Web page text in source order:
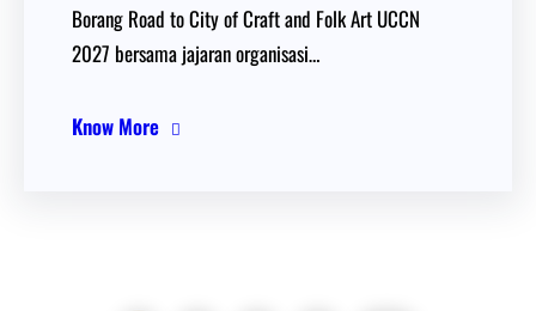
Borang Road to City of Craft and Folk Art UCCN
2027 bersama jajaran organisasi…
Know More